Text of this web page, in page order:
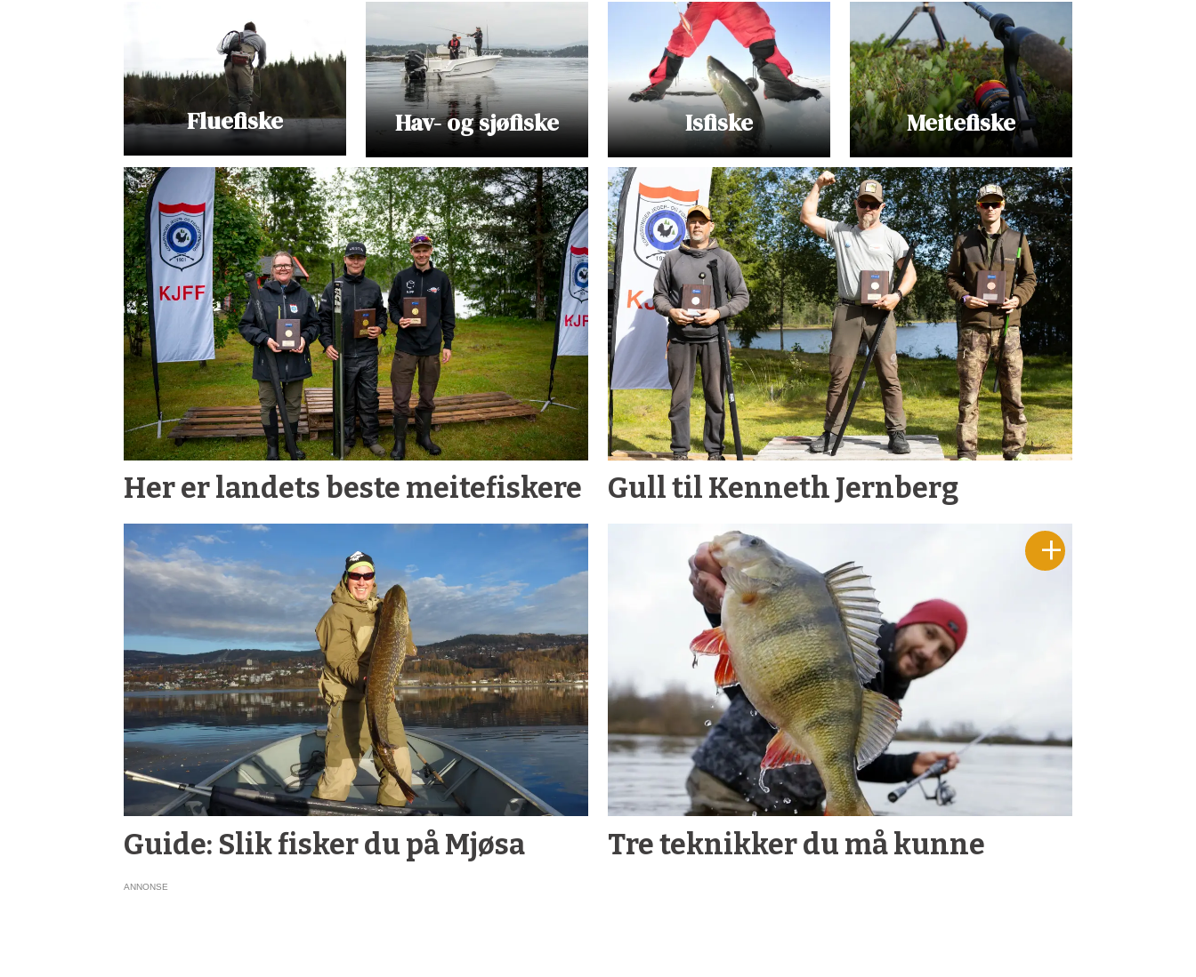
Fluefiske Hav- og sjøfiske Isfiske Meitefiske
Her er landets beste meitefiskere Gull til Kenneth Jernberg
Guide: Slik fisker du på Mjøsa Tre teknikker du må kunne
ANNONSE